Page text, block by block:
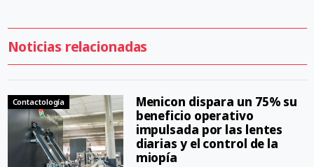
Noticias relacionadas
Contactología
Menicon dispara un 75% su
beneficio operativo
impulsada por las lentes
diarias y el control de la
miopía